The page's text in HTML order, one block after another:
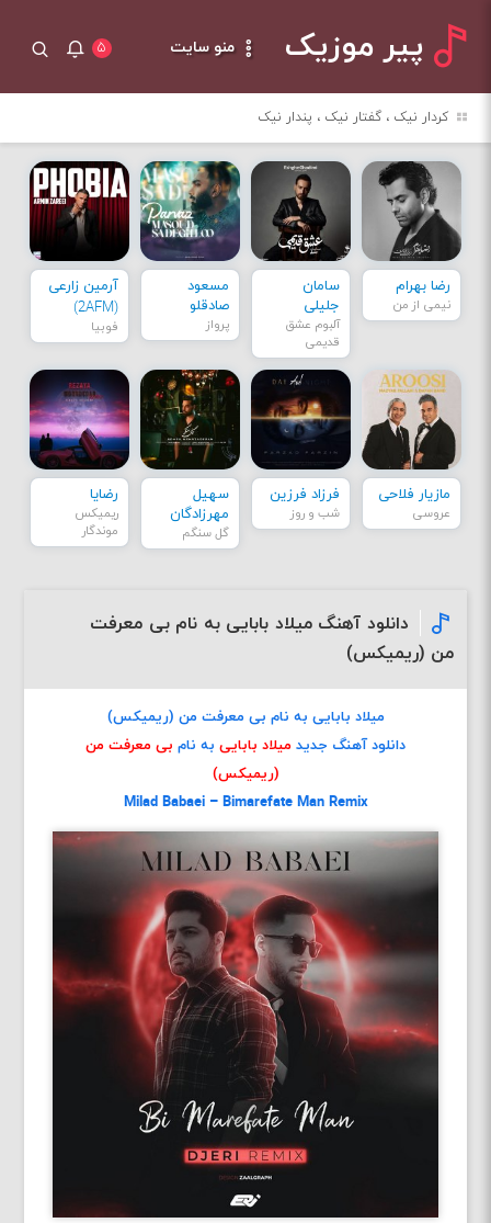
پیر موزیک منو سایت ۵
کردار نیک ، گفتار نیک ، پندار نیک
رضا بهرام
نیمی از من
سامان
جلیلی
آلبوم عشق
قدیمی
مسعود
صادقلو
پرواز
آرمین زارعی
(2AFM)
فوبیا
مازیار فلاحی
عروسی
فرزاد فرزین
شب و روز
سهیل
مهرزادگان
گل سنگم
رضایا
ریمیکس
موندگار
دانلود آهنگ میلاد بابایی به نام بی معرفت
من (ریمیکس)
میلاد بابایی به نام بی معرفت من (ریمیکس)
دانلود آهنگ جدید میلاد بابایی به نام بی معرفت من
(ریمیکس)
Milad Babaei – Bimarefate Man Remix